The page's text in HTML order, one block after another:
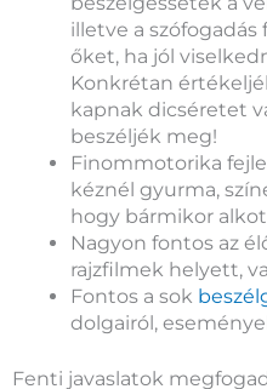
illetve a szófogadás
őket, ha jól
Konkrétan
kapnak dicséretet
beszéljék meg!
Finommotorika
kéznél gyurma,
hogy bármikor
Nagyon fontos az
rajzfilmek helyett,
Fontos a sok
dolgairól,
Fenti javaslatok